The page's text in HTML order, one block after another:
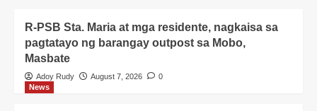
R-PSB Sta. Maria at mga residente, nagkaisa sa
pagtatayo ng barangay outpost sa Mobo,
Masbate
Adoy Rudy August 7, 2026
0
News